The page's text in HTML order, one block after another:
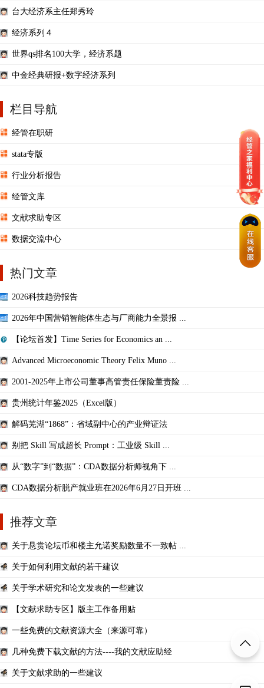
台大经济系主任郑秀玲
经济系列４
世界qs排名100大学，经济系题
中金经典研报+数字经济系列
栏目导航
经管在职研
stata专版
行业分析报告
经管文库
文献求助专区
数据交流中心
热门文章
2026科技趋势报告
2026年中国营销智能体生态与厂商能力全景报 ...
【论坛首发】Time Series for Economics an ...
Advanced Microeconomic Theory Felix Muno ...
2001-2025年上市公司董事高管责任保险董责险 ...
贵州统计年鉴2025（Excel版）
解码芜湖“1868”：省域副中心的产业辩证法
别把 Skill 写成超长 Prompt：工业级 Skill ...
从“数字”到“数据”：CDA数据分析师视角下 ...
CDA数据分析脱产就业班在2026年6月27日开班 ...
推荐文章
关于悬赏论坛币和楼主允诺奖励数量不一致帖 ...
关于如何利用文献的若干建议
关于学术研究和论文发表的一些建议
【文献求助专区】版主工作备用贴
一些免费的文献资源大全（来源可靠）
几种免费下载文献的方法----我的文献应助经
关于文献求助的一些建议